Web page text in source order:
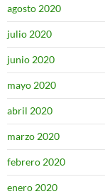
agosto 2020
julio 2020
junio 2020
mayo 2020
abril 2020
marzo 2020
febrero 2020
enero 2020